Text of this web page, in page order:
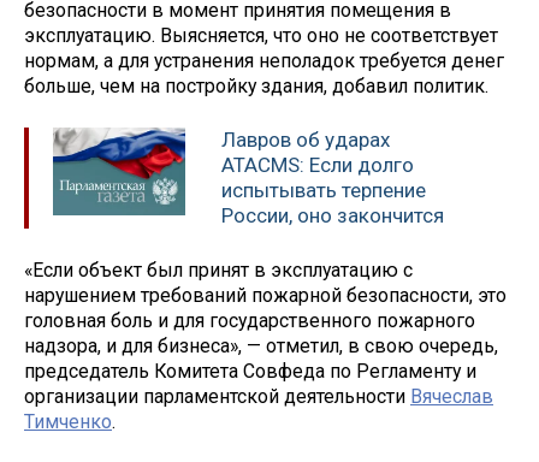
безопасности в момент принятия помещения в
эксплуатацию. Выясняется, что оно не соответствует
нормам, а для устранения неполадок требуется денег
больше, чем на постройку здания, добавил политик.
Лавров об ударах
ATACMS: Если долго
испытывать терпение
России, оно закончится
«Если объект был принят в эксплуатацию с
нарушением требований пожарной безопасности, это
головная боль и для государственного пожарного
надзора, и для бизнеса», — отметил, в свою очередь,
председатель Комитета Совфеда по Регламенту и
организации парламентской деятельности Вячеслав
Тимченко.